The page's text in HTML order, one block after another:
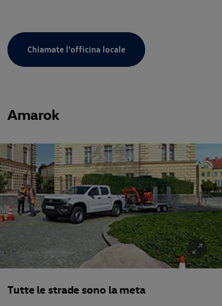
Chiamate l'officina locale
Amarok
Tutte le strade sono la meta